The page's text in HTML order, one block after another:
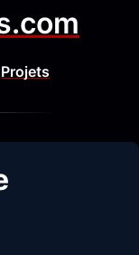
Projets